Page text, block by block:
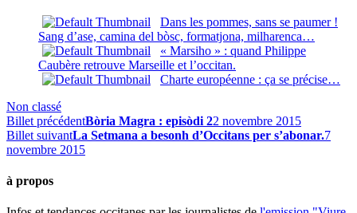
Dans les pommes, sans se paumer !
Sang d’ase, camina del bòsc, formatjona, milharenca…
« Marsiho » : quand Philippe
Caubère retrouve Marseille et l’occitan.
Charte européenne : ça se précise…
Non classé
Billet précédentBòria Magra : episòdi 22 novembre 2015
Billet suivantLa Setmana a besonh d’Occitans per s’abonar.7
novembre 2015
à propos